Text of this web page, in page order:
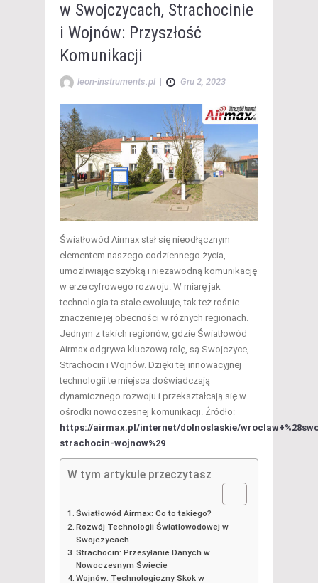
w Swojczycach, Strachocinie
i Wojnów: Przyszłość
Komunikacji
leon-instruments.pl | Gru 2, 2023
Światłowód Airmax stał się nieodłącznym
elementem naszego codziennego życia,
umożliwiając szybką i niezawodną komunikację
w erze cyfrowego rozwoju. W miarę jak
technologia ta stale ewoluuje, tak też rośnie
znaczenie jej obecności w różnych regionach.
Jednym z takich regionów, gdzie Światłowód
Airmax odgrywa kluczową rolę, są Swojczyce,
Strachocin i Wojnów. Dzięki tej innowacyjnej
technologii te miejsca doświadczają
dynamicznego rozwoju i przekształcają się w
ośrodki nowoczesnej komunikacji. Źródło:
https://airmax.pl/internet/dolnoslaskie/
strachocin-wojnow%29
W tym artykule przeczytasz
Światłowód Airmax: Co to takiego?
Rozwój Technologii Światłowodowej w
Swojczycach
Strachocin: Przesyłanie Danych w
Nowoczesnym Świecie
Wojnów: Technologiczny Skok w